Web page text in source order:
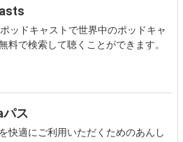
ッドキャストで世界中のポッドキャ
料で検索して聴くことができます。
パス
快適にご利用いただくためのあんし